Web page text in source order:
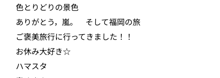
色とりどりの景色
ありがとう，嵐。 そして福岡の旅
ご褒美旅行に行ってきました！！
お休み大好き☆
ハマスタ